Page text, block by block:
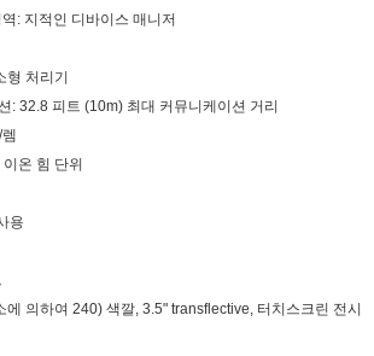
: 지적인 디바이스 매니저
처리기
: 32.8 피트 (10m) 최대 커뮤니케이션 거리
온 힘 단위
용
에 의하여 240) 색깔, 3.5" transflective, 터치스크린 전시